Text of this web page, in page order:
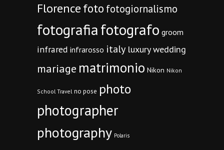
Florencefoto fotogiornalismo
fotografiafotografo groom
infrared infrarosso italy luxury wedding
mariage matrimonio Nikon Nikon
School Travel no pose photo
photographer
photography Polaris